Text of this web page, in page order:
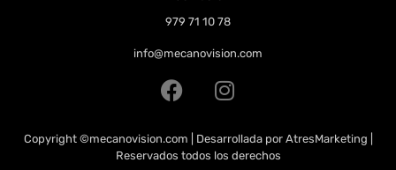
979 71 10 78
info@mecanovision.com
Copyright ©mecanovision.com | Desarrollada por AtresMarketing
Reservados todos los derechos